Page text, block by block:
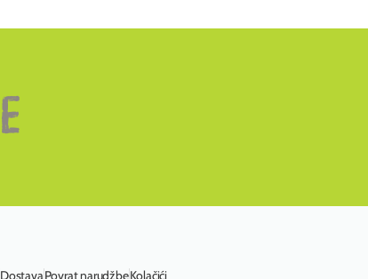
DostavaPovrat narudžbeKolačići